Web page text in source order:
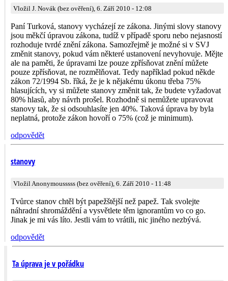
Vložil J. Novák (bez ověření), 6. Září 2010 - 12:08
Paní Turková, stanovy vycházejí ze zákona. Jinými slovy stanovy
jsou měkčí úpravou zákona, tudíž v případě sporu nebo nejasností
rozhoduje tvrdé znění zákona. Samozřejmě je možné si v SVJ
změnit stanovy, pokud vám některé ustanovení nevyhovuje. Mějte
ale na paměti, že úpravami lze pouze zpřísňovat znění můžete
pouze zpřísňovat, ne rozmělňovat. Tedy například pokud někde
zákon 72/1994 Sb. říká, že je k nějakému úkonu třeba 75%
hlasujících, vy si můžete stanovy změnit tak, že budete vyžadovat
80% hlasů, aby návrh prošel. Rozhodně si nemůžete upravovat
stanovy tak, že si odsouhlasíte jen 40%. Taková úprava by byla
neplatná, protože zákon hovoří o 75% (což je minimum).
odpovědět
stanovy
Vložil Anonymousssss (bez ověření), 6. Září 2010 - 11:48
Tvůrce stanov chtěl být papežštější než papež. Tak svolejte
náhradní shromáždění a vysvětlete těm ignorantům vo co go.
Jinak je mi vás líto. Jestli vám to vrátili, nic jiného nezbývá.
odpovědět
Ta úprava je v pořádku